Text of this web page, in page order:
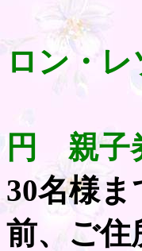
14:00
ロン・
一般
円 親子
30名様
前、ご住